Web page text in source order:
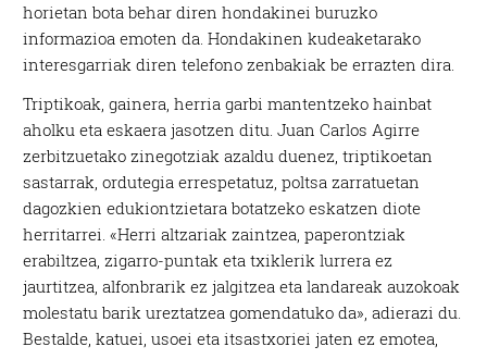
horietan bota behar diren hondakinei buruzko
informazioa emoten da. Hondakinen kudeaketarako
interesgarriak diren telefono zenbakiak be errazten dira.
Triptikoak, gainera, herria garbi mantentzeko hainbat
aholku eta eskaera jasotzen ditu. Juan Carlos Agirre
zerbitzuetako zinegotziak azaldu duenez, triptikoetan
sastarrak, ordutegia errespetatuz, poltsa zarratuetan
dagozkien edukiontzietara botatzeko eskatzen diote
herritarrei. «Herri altzariak zaintzea, paperontziak
erabiltzea, zigarro-puntak eta txiklerik lurrera ez
jaurtitzea, alfonbrarik ez jalgitzea eta landareak auzokoak
molestatu barik ureztatzea gomendatuko da», adierazi du.
Bestalde, katuei, usoei eta itsastxoriei jaten ez emotea,